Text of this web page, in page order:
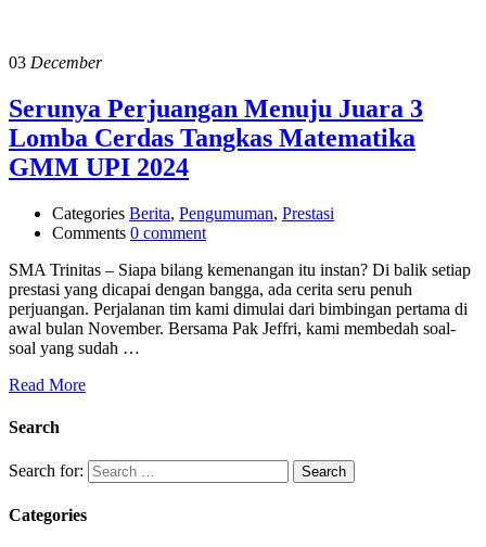
03 December
Serunya Perjuangan Menuju Juara 3
Lomba Cerdas Tangkas Matematika
GMM UPI 2024
Categories Berita, Pengumuman, Prestasi
Comments 0 comment
SMA Trinitas – Siapa bilang kemenangan itu instan? Di balik setiap
prestasi yang dicapai dengan bangga, ada cerita seru penuh
perjuangan. Perjalanan tim kami dimulai dari bimbingan pertama di
awal bulan November. Bersama Pak Jeffri, kami membedah soal-
soal yang sudah …
Read More
Search
Search for:
Categories